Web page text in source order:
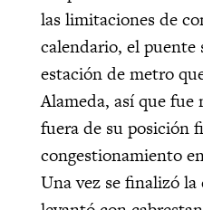
las limitaciones de
calendario, el puente
estación de metro
Alameda, así que
fuera de su posición
congestionamiento
Una vez se finalizó